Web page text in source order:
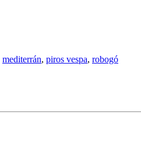
mediterrán, piros vespa, robogó